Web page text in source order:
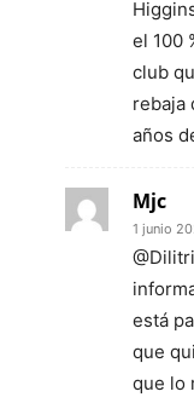
el 100
club
rebaja
años
Mjc
1 junio
está
que
que lo